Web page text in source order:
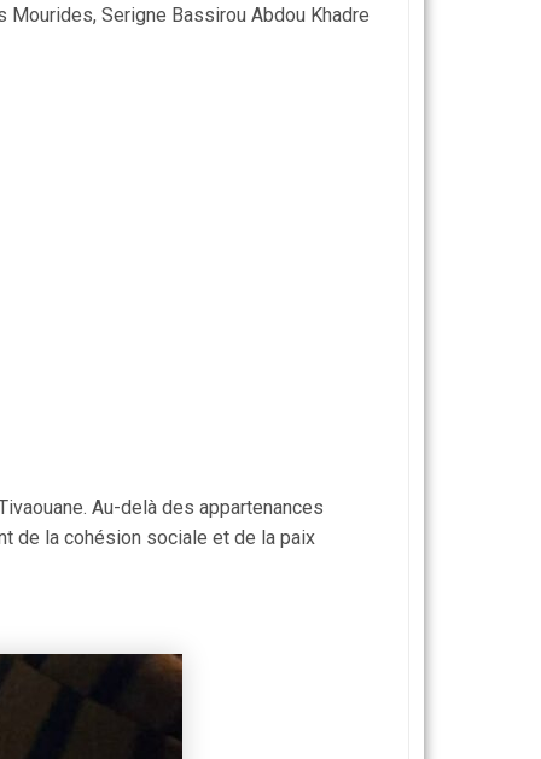
Serigne Bassirou Abdou Khadre
Au-delà des appartenances
de la cohésion sociale et de la paix